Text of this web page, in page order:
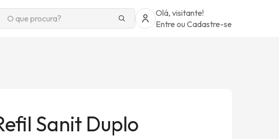
Olá, visitante!
Entre ou Cadastre-se
Sanit Duplo